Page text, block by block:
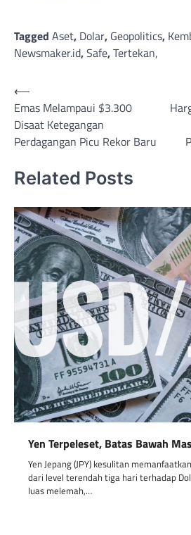
Tagged Aset, Dolar, Geopolitics,
Newsmaker.id,Safe,Tertekan,
Post
navigation
⟵
Emas Melampaui $3.300
Disaat Ketegangan
Perdagangan Picu Rekor Baru
Related Posts
Yen Terpeleset, Batas Bawah
Yen Jepang (JPY) kesulitan
dari level terendah tiga hari terhadap
luas melemah,…